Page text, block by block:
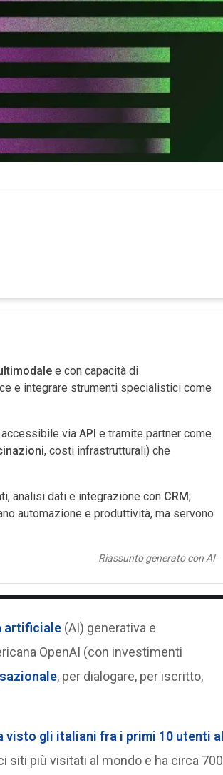
e con capacità di
e integrare strumenti specialistici come
accessibile via API e tramite partner come
, costi infrastrutturali) che
analisi dati e integrazione con CRM;
automazione e produttività, ma servono
Riassunto generato con AI
artificiale(AI) generativa e
OpenAI (con investimenti
, per dialogare, per iscritto,
visto gli italiani fra i primi 10 utenti al
siti più visitati al mondo e ha circa 700